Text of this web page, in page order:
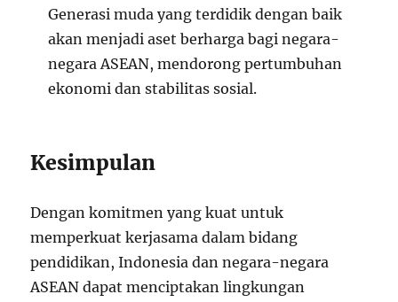
Generasi muda yang terdidik dengan baik
akan menjadi aset berharga bagi negara-
negara ASEAN, mendorong pertumbuhan
ekonomi dan stabilitas sosial.
Kesimpulan
Dengan komitmen yang kuat untuk
memperkuat kerjasama dalam bidang
pendidikan, Indonesia dan negara-negara
ASEAN dapat menciptakan lingkungan